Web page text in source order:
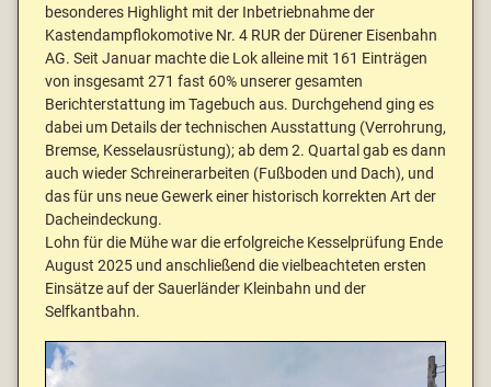
besonderes Highlight mit der Inbetriebnahme der
Kastendampflokomotive Nr. 4 RUR der Dürener Eisenbahn
AG. Seit Januar machte die Lok alleine mit 161 Einträgen
von insgesamt 271 fast 60% unserer gesamten
Berichterstattung im Tagebuch aus. Durchgehend ging es
dabei um Details der technischen Ausstattung (Verrohrung,
Bremse, Kesselausrüstung); ab dem 2. Quartal gab es dann
auch wieder Schreinerarbeiten (Fußboden und Dach), und
das für uns neue Gewerk einer historisch korrekten Art der
Dacheindeckung.
Lohn für die Mühe war die erfolgreiche Kesselprüfung Ende
August 2025 und anschließend die vielbeachteten ersten
Einsätze auf der Sauerländer Kleinbahn und der
Selfkantbahn.